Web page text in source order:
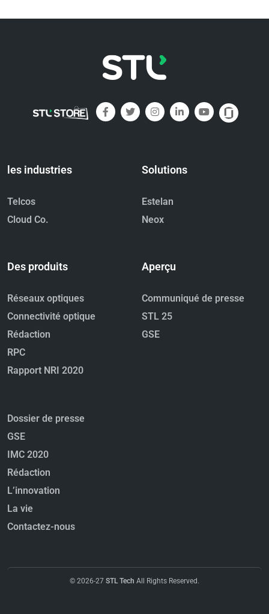
les industries
Telcos
Cloud Co.
Solutions
Estelan
Neox
Des produits
Réseaux optiques
Connectivité optique
Rédaction
RPC
Rapport NRI 2020
Aperçu
Communiqué de presse
STL 25
GSE
Dossier de presse
GSE
IMC 2020
Rédaction
L’innovation
La vie
Contactez-nous
© 2026-27 STL Tech All Rights Reserved.